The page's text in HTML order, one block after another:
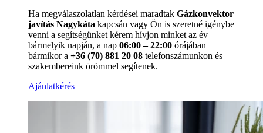
Ha megválaszolatlan kérdései maradtak Gázkonvektor
javítás Nagykáta kapcsán vagy Ön is szeretné igénybe
venni a segítségünket kérem hívjon minket az év
bármelyik napján, a nap 06:00 – 22:00 órájában
bármikor a +36 (70) 881 20 08 telefonszámunkon és
szakembereink örömmel segítenek.
Ajánlatkérés